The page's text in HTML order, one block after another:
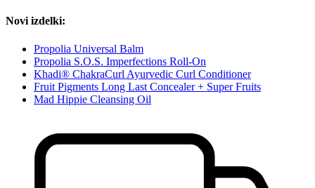
Novi izdelki:
Propolia Universal Balm
Propolia S.O.S. Imperfections Roll-On
Khadi® ChakraCurl Ayurvedic Curl Conditioner
Fruit Pigments Long Last Concealer + Super Fruits
Mad Hippie Cleansing Oil